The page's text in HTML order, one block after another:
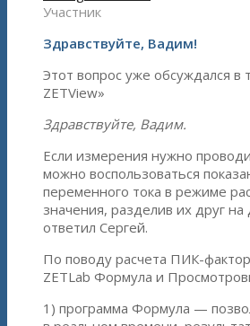
Участник
Здравствуйте, Вадим!
Этот вопрос уже обсуждался в
ZETView»
Здравствуйте, Вадим.
Если измерения нужно
можно воспользоваться
переменного тока в режиме
значения, разделив их друг на
ответил Сергей.
По поводу расчета ПИК-
ZETLab Формула и
1) программа Формула —